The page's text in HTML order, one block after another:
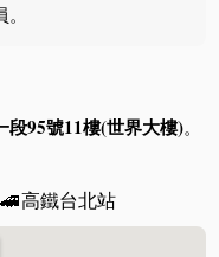
段95號11樓(世界大樓)。
🚄高鐵台北站